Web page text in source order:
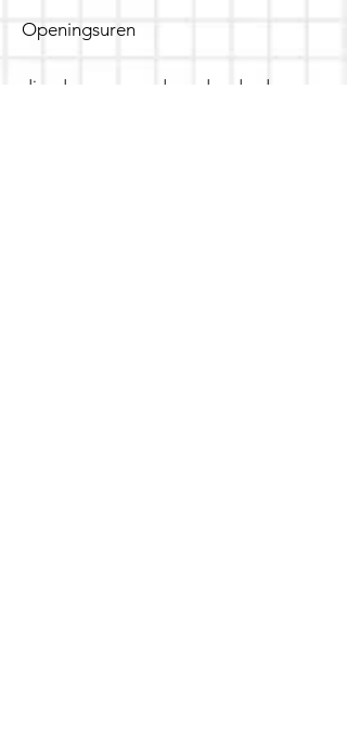
Openingsuren
dinsdag - woensdag- donderdag: